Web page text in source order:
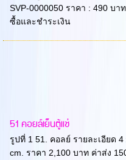
SVP-0000050 ราคา : 490 บ
ซื้อและชำระเงิน
51 คอยล์เย็นตู้แช่
รูปที่ 1 51. คอลย์ รายละเอียด
cm. ราคา 2,100 บาท ค่าส่ง